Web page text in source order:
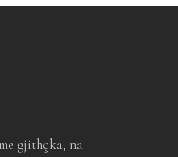
gjithçka, na